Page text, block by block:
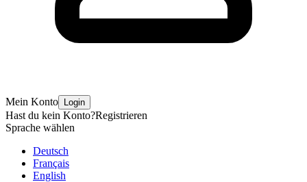
Mein Konto Login
Hast du kein Konto?Registrieren
Sprache wählen
Deutsch
Français
English